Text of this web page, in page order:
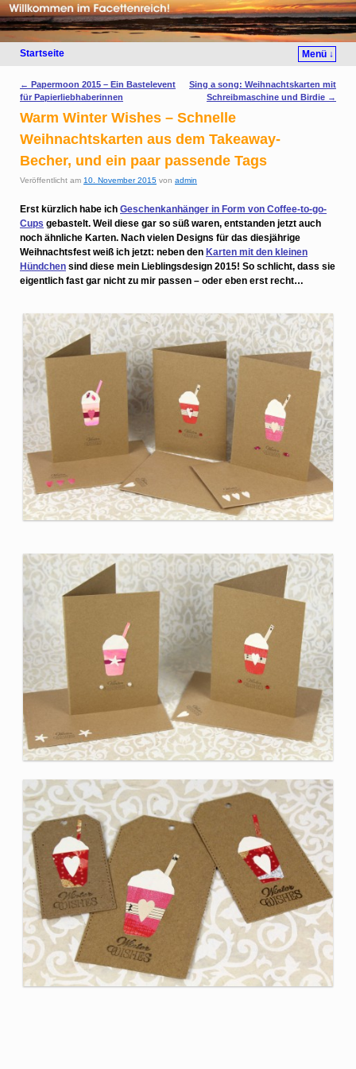
Startseite Menü ↓
Artikelnavigation
← Papermoon 2015 – Ein Bastelevent
für Papierliebhaberinnen
Sing a song: Weihnachtskarten mit
Schreibmaschine und Birdie →
Warm Winter Wishes – Schnelle
Weihnachtskarten aus dem Takeaway-
Becher, und ein paar passende Tags
Veröffentlicht am 10. November 2015 von admin
Erst kürzlich habe ich Geschenkanhänger in Form von Coffee-to-go-
Cups gebastelt. Weil diese gar so süß waren, entstanden jetzt auch
noch ähnliche Karten. Nach vielen Designs für das diesjährige
Weihnachtsfest weiß ich jetzt: neben den Karten mit den kleinen
Hündchen sind diese mein Lieblingsdesign 2015! So schlicht, dass sie
eigentlich fast gar nicht zu mir passen – oder eben erst recht…